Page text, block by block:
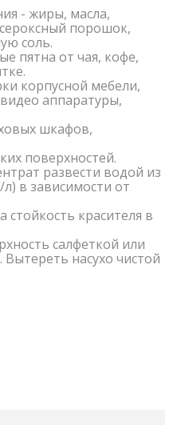
- жиры, масла,
порошок,
соль.
пятна от чая, кофе,
корпусной мебели,
аппаратуры,
шкафов,
поверхностей.
развести водой из
л) в зависимости от
красителя в
салфеткой или
насухо чистой